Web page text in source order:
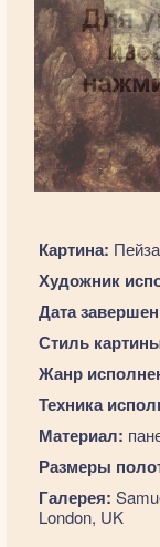
Картина:
Художник
Дата
Стиль
Жанр
Техника
Материал:
Размеры
Галерея:
London, UK